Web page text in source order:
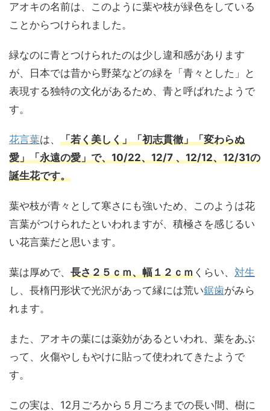
アオキの名前は、このように葉や枝が緑色をしている
ことからつけられました。
緑なのに青とつけられたのは少し違和感があります
が、日本では昔から野菜などの緑を「青々とした」と
表現する独特の文化があるため、青と呼ばれたようで
す。
花言葉は、 「若く美しく」「初志貫徹」「変わらぬ
愛」「永遠の愛」で、10/22、12/7 、12/12、12/31の
誕生花です。
葉や枝が青々として寒さにも強いため、このようは花
言葉がつけられたといわれますが、積極さを感じるい
い花言葉だと思います。
葉は厚めで、 長さ２５ｃｍ、幅１２ｃｍ くらい、 対生
し、長楕円形状で光沢があって縁には荒い鋸歯がみら
れます。
また、アオキの葉には薬効があるといわれ、葉をあぶ
って、火傷やしもやけに貼って使われてきたようで
す。
この実は、12月ごろから５月ごろまでの長い間、樹に